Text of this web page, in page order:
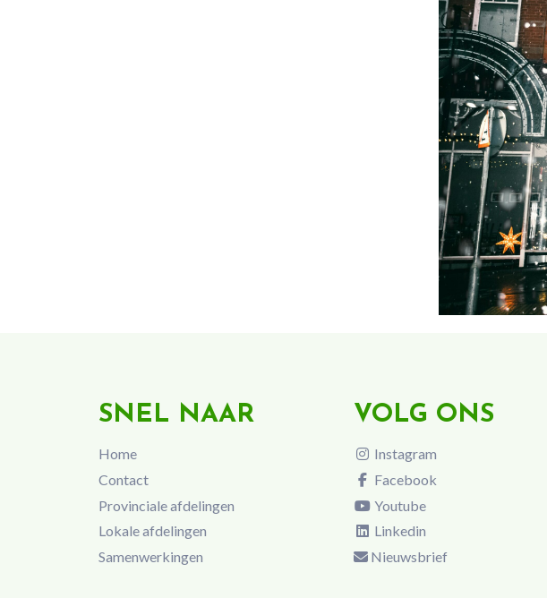
SNEL NAAR
Home
Contact
Provinciale afdelingen
Lokale afdelingen
Samenwerkingen
VOLG ONS
Instagram
Facebook
Youtube
Linkedin
Nieuwsbrief